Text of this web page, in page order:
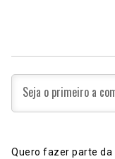
Quero fazer parte da